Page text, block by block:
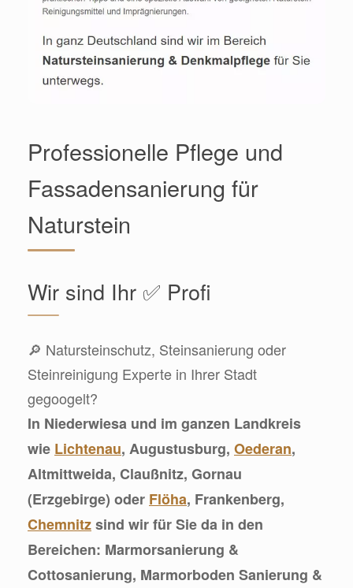
Professionelle Pflege und
Fassadensanierung für
Naturstein
Wir sind Ihr ✅ Profi
🔎 Natursteinschutz, Steinsanierung oder
Steinreinigung Experte in Ihrer Stadt
gegoogelt?
In Niederwiesa und im ganzen Landkreis
wie Lichtenau, Augustusburg, Oederan,
Altmittweida, Claußnitz, Gornau
(Erzgebirge) oder Flöha, Frankenberg,
Chemnitzsind wir für Sie da in den
Bereichen: Marmorsanierung &
Cottosanierung, Marmorboden Sanierung &